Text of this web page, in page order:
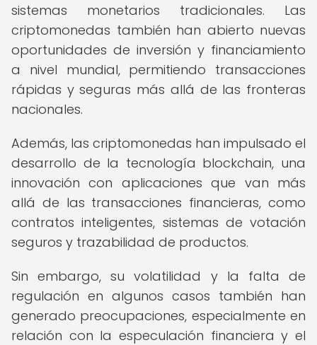
sistemas monetarios tradicionales. Las
criptomonedas también han abierto nuevas
oportunidades de inversión y financiamiento
a nivel mundial, permitiendo transacciones
rápidas y seguras más allá de las fronteras
nacionales.
Además, las criptomonedas han impulsado el
desarrollo de la tecnología blockchain, una
innovación con aplicaciones que van más
allá de las transacciones financieras, como
contratos inteligentes, sistemas de votación
seguros y trazabilidad de productos.
Sin embargo, su volatilidad y la falta de
regulación en algunos casos también han
generado preocupaciones, especialmente en
relación con la especulación financiera y el